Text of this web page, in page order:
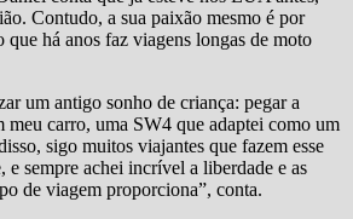
Contudo, a sua paixão mesmo é por
que há anos faz viagens longas de moto
um antigo sonho de criança: pegar a
meu carro, uma SW4 que adaptei como um
sigo muitos viajantes que fazem esse
e sempre achei incrível a liberdade e as
de viagem proporciona”, conta.